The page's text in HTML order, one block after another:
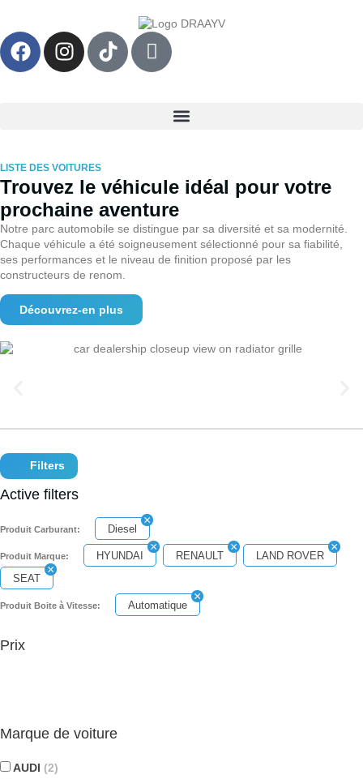
LISTE DES VOITURES
Trouvez le véhicule idéal pour votre
prochaine aventure
Notre parc automobile se distingue par sa diversité et sa modernité.
Chaque véhicule a été soigneusement sélectionné pour sa fiabilité,
ses performances et le niveau de finition proposé par les
constructeurs de renom.
Découvrez-en plus
Filters
Active filters
Produit Carburant: Diesel
Produit Marque: HYUNDAI RENAULT
LAND ROVER
SEAT
Produit Boite à Vitesse: Automatique
Prix
Marque de voiture
AUDI (2)